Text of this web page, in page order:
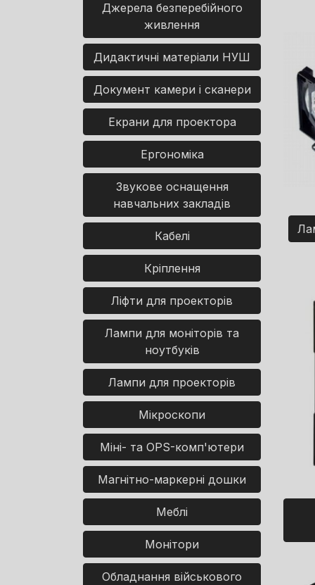
Джерела безперебійного
живлення
Дидактичні матеріали НУШ
Документ камери і сканери
Екрани для проектора
Ергономіка
Звукове оснащення
навчальних закладів
Кабелі
Кріплення
Ліфти для проекторів
Лампи для моніторів та
ноутбуків
Лампи для проекторів
Мікроскопи
Міні- та OPS-комп'ютери
Магнітно-маркерні дошки
Меблі
Монітори
Обладнання військового